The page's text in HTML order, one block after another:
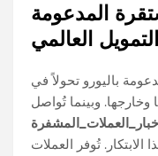
المدعومة
العالمي
باليورو تحولاً في
وخارجها. وبينما تُواصل
تُوفر العملات